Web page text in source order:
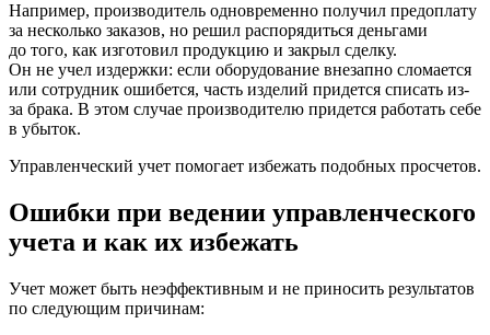
Например, производитель одновременно получил предоплату
за несколько заказов, но решил распорядиться деньгами
до того, как изготовил продукцию и закрыл сделку.
Он не учел издержки: если оборудование внезапно сломается
или сотрудник ошибется, часть изделий придется списать из-
за брака. В этом случае производителю придется работать себе
в убыток.
Управленческий учет помогает избежать подобных просчетов.
Ошибки при ведении управленческого
учета и как их избежать
Учет может быть неэффективным и не приносить результатов
по следующим причинам: